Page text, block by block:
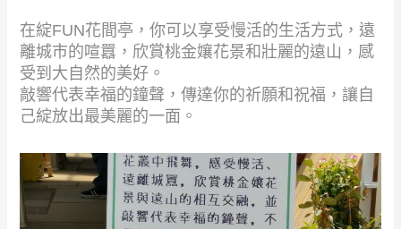
在綻FUN花間亭，你可以享受慢活的生活方式，遠
離城市的喧囂，欣賞桃金孃花景和壯麗的遠山，感
受到大自然的美好。
敲響代表幸福的鐘聲，傳達你的祈願和祝福，讓自
己綻放出最美麗的一面。